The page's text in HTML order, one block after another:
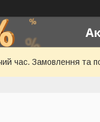
час. Замовлення та